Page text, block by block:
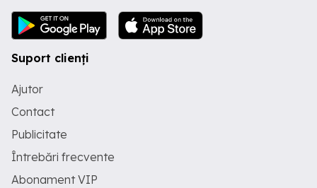
Suport clienți
Ajutor
Contact
Publicitate
Întrebări frecvente
Abonament VIP